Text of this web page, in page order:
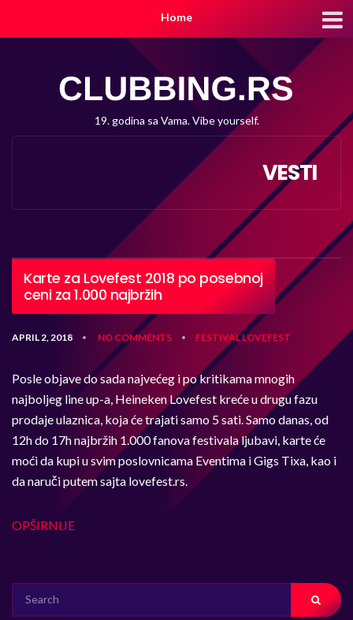
Home
19. godina sa Vama. Vibe yourself.
VESTI
Karte za Lovefest 2018 po posebnoj
ceni za 1.000 najbržih
APRIL 2, 2018 • NO COMMENTS • FESTIVALLOVEFEST
Posle objave do sada najvećeg i po kritikama mnogih
najboljeg line up-a, Heineken Lovefest kreće u drugu fazu
prodaje ulaznica, koja će trajati samo 5 sati. Samo danas, od
12h do 17h najbržih 1.000 fanova festivala ljubavi, karte će
moći da kupi u svim poslovnicama Eventima i Gigs Tixa, kao i
da naruči putem sajta lovefest.rs.
OPŠIRNIJE
FOR: